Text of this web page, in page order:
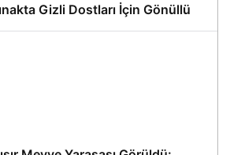
Gizli Dostları İçin Gönüllü